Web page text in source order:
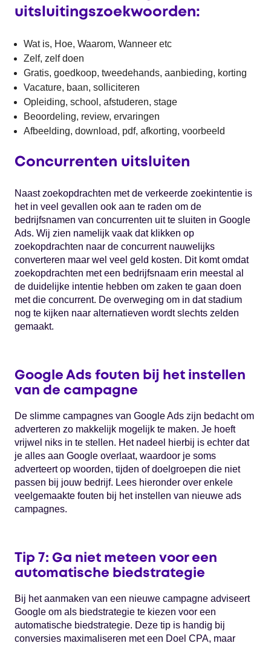
uitsluitingszoekwoorden:
Wat is, Hoe, Waarom, Wanneer etc
Zelf, zelf doen
Gratis, goedkoop, tweedehands, aanbieding, korting
Vacature, baan, solliciteren
Opleiding, school, afstuderen, stage
Beoordeling, review, ervaringen
Afbeelding, download, pdf, afkorting, voorbeeld
Concurrenten uitsluiten
Naast zoekopdrachten met de verkeerde zoekintentie is
het in veel gevallen ook aan te raden om de
bedrijfsnamen van concurrenten uit te sluiten in Google
Ads. Wij zien namelijk vaak dat klikken op
zoekopdrachten naar de concurrent nauwelijks
converteren maar wel veel geld kosten. Dit komt omdat
zoekopdrachten met een bedrijfsnaam erin meestal al
de duidelijke intentie hebben om zaken te gaan doen
met die concurrent. De overweging om in dat stadium
nog te kijken naar alternatieven wordt slechts zelden
gemaakt.
Google Ads fouten bij het instellen
van de campagne
De slimme campagnes van Google Ads zijn bedacht om
adverteren zo makkelijk mogelijk te maken. Je hoeft
vrijwel niks in te stellen. Het nadeel hierbij is echter dat
je alles aan Google overlaat, waardoor je soms
adverteert op woorden, tijden of doelgroepen die niet
passen bij jouw bedrijf. Lees hieronder over enkele
veelgemaakte fouten bij het instellen van nieuwe ads
campagnes.
Tip 7: Ga niet meteen voor een
automatische biedstrategie
Bij het aanmaken van een nieuwe campagne adviseert
Google om als biedstrategie te kiezen voor een
automatische biedstrategie. Deze tip is handig bij
conversies maximaliseren met een Doel CPA, maar